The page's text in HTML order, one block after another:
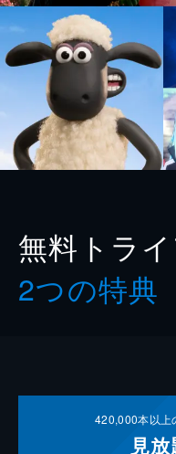
無料トラ
2つの特典
420,000本以上
見放